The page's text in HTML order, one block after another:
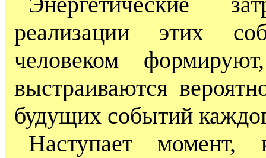
реализации этих
человеком
выстраиваются
будущих событий
Наступает момент,